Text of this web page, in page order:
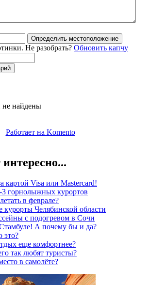
Определить местоположение
Не разобрать? Обновить капчу
не найдены
Работает на Komento
картой Visa или Masterсard!
горнолыжных курортов
в феврале?
Челябинской области
с подогревом в Сочи
А почему бы и да?
это?
еще комфортнее?
так любят туристы?
в самолёте?